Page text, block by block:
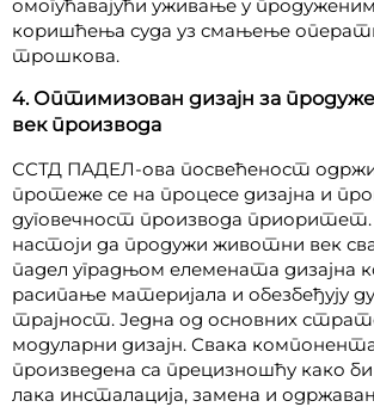
омогућавајући уживање у
коришћења суда уз смањење
трошкова.
4. Оптимизован дизајн за
век производа
ССТД ПАДЕЛ-ова посвећеност
протеже се на процесе дизајна и
дуговечност производа приоритет.
настоји да продужи животни век
падел уградњом елемената дизајна
расипање материјала и обезбеђују
трајност. Једна од основних
модуларни дизајн. Свака
произведена са прецизношћу како би
лака инсталација, замена и